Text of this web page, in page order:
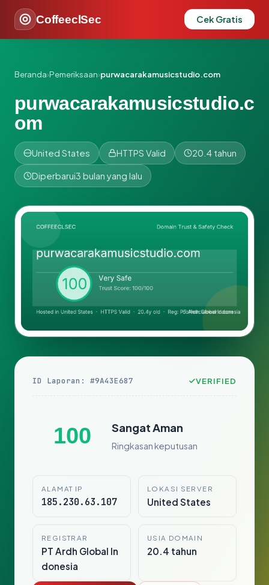
CoffeeclSec Cek Gratis
Beranda›Pemeriksaan›purwacarakamusicstudio.com
purwacarakamusicstudio.c
om
United States HTTPS Valid 20.4 tahun
Diperbarui3 bulan yang lalu
ID Laporan: #9A43E687 VERIFIED
100 Sangat Aman
Ringkasan keputusan
ALAMAT IP
185.230.63.107
LOKASI SERVER
United States
REGISTRAR
PT Ardh Global In
donesia
USIA DOMAIN
20.4 tahun